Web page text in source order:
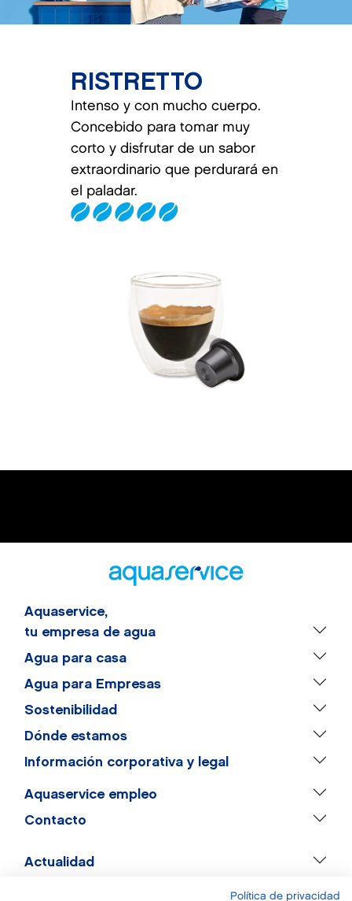
RISTRETTO
Intenso y con mucho cuerpo.
Concebido para tomar muy
corto y disfrutar de un sabor
extraordinario que perdurará en
el paladar.
Aquaservice,
tu empresa de agua
Agua para casa
Agua para Empresas
Sostenibilidad
Dónde estamos
Información corporativa y legal
Aquaservice empleo
Contacto
Actualidad
Política de privacidad